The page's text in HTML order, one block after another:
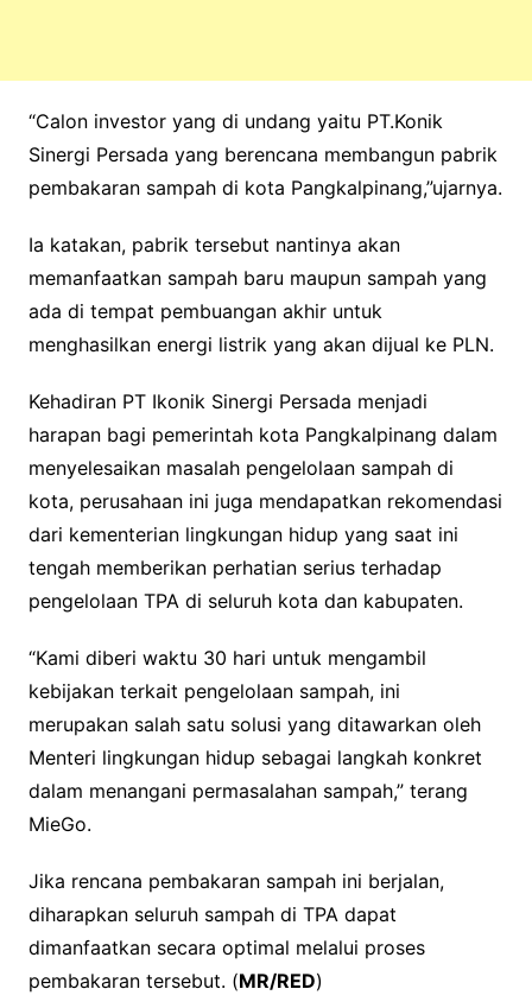
“Calon investor yang di undang yaitu PT.Konik
Sinergi Persada yang berencana membangun pabrik
pembakaran sampah di kota Pangkalpinang,”ujarnya.
Ia katakan, pabrik tersebut nantinya akan
memanfaatkan sampah baru maupun sampah yang
ada di tempat pembuangan akhir untuk
menghasilkan energi listrik yang akan dijual ke PLN.
Kehadiran PT Ikonik Sinergi Persada menjadi
harapan bagi pemerintah kota Pangkalpinang dalam
menyelesaikan masalah pengelolaan sampah di
kota, perusahaan ini juga mendapatkan rekomendasi
dari kementerian lingkungan hidup yang saat ini
tengah memberikan perhatian serius terhadap
pengelolaan TPA di seluruh kota dan kabupaten.
“Kami diberi waktu 30 hari untuk mengambil
kebijakan terkait pengelolaan sampah, ini
merupakan salah satu solusi yang ditawarkan oleh
Menteri lingkungan hidup sebagai langkah konkret
dalam menangani permasalahan sampah,” terang
MieGo.
Jika rencana pembakaran sampah ini berjalan,
diharapkan seluruh sampah di TPA dapat
dimanfaatkan secara optimal melalui proses
pembakaran tersebut. (MR/RED)